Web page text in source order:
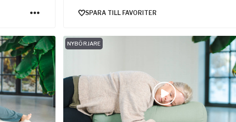
SPARA TILL FAVORITER
NYBÖRJARE